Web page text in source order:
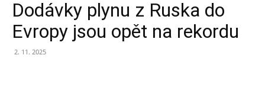
Dodávky plynu z Ruska do
Evropy jsou opět na rekordu
2. 11. 2025